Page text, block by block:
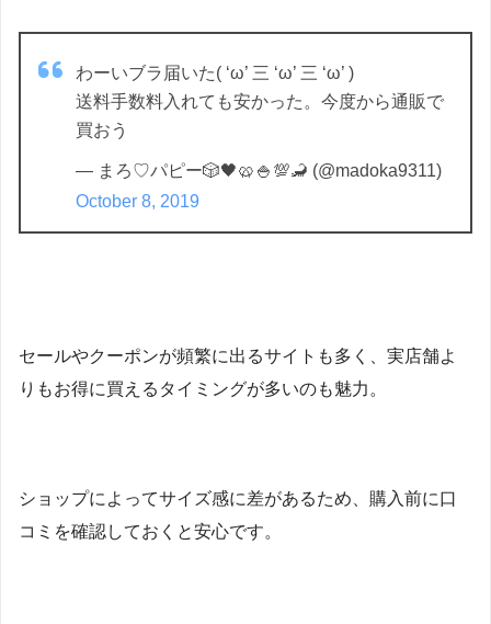
わーいブラ届いた( ‘ω’ 三 ‘ω’ 三 ‘ω’ )
送料手数料入れても安かった。今度から通販で
買おう
— まろ♡パピー🎲🖤🥨🍚💯🦂 (@madoka9311)
October 8, 2019
セールやクーポンが頻繁に出るサイトも多く、実店舗よ
りもお得に買えるタイミングが多いのも魅力。
ショップによってサイズ感に差があるため、購入前に口
コミを確認しておくと安心です。